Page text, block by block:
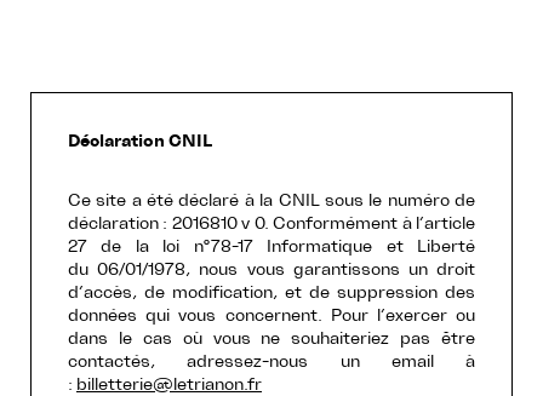
Déclaration CNIL
Ce site a été déclaré à la CNIL sous le numéro de
déclaration : 2016810 v 0. Conformément à l’article
27 de la loi n°78-17 Informatique et Liberté
du 06/01/1978, nous vous garantissons un droit
d’accès, de modification, et de suppression des
données qui vous concernent. Pour l’exercer ou
dans le cas où vous ne souhaiteriez pas être
contactés, adressez-nous un email à
: billetterie@letrianon.fr